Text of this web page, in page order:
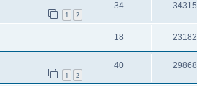
1 2
34 34315
18 23182
1 2
40 29868